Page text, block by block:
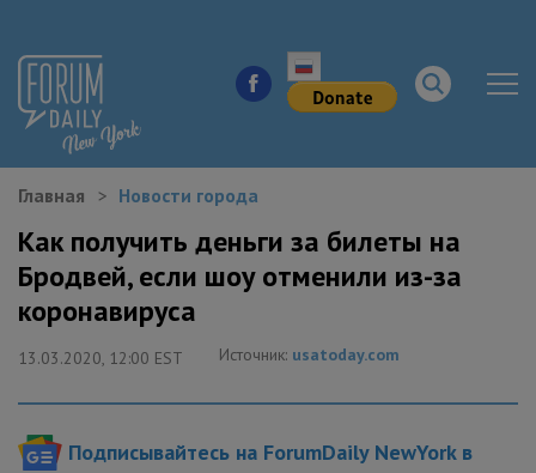
КУДА ПОЙТИ В ГОРОДЕ
ЗДОРОВЬЕ
ЖИЛЬЕ
Главная Новости города
Как получить деньги за билеты на
Бродвей, если шоу отменили из-за
коронавируса
13.03.2020, 12:00 EST Источник: usatoday.com
Подписывайтесь на ForumDaily NewYork в